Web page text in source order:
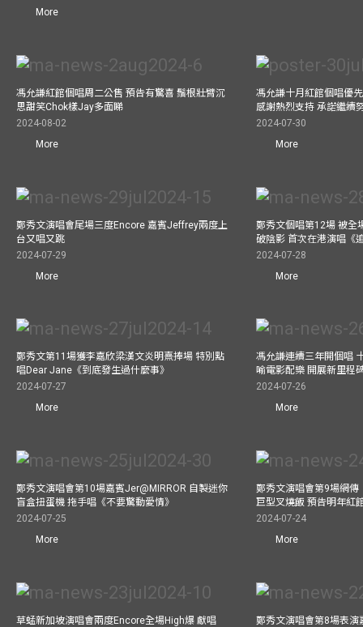
More
馮允謙紅館個唱周二公售 預告有驚喜 鬚根壯臂沉
思甜笑Chok樣Jay多面睇
2024-08-02
More
馮允謙十月紅館個唱優
感謝熱烈支持 承諾繼續
2024-07-30
More
鄭秀文演唱會尾場三度Encore 嘉賓Jeffrey兩度上
台又唱又跳
2024-07-29
More
鄭秀文個唱第12場 被全
破陰影 首次在港演唱《
2024-07-28
More
鄭秀文第11場獲李嘉欣梁漢文炎明熹捧場 特別點
唱Dear Jane《到底發生過什麼事》
2024-07-27
More
馮允謙連續三年開個唱
喻電影配樂 開展新里程
2024-07-26
More
鄭秀文演唱會第10場嘉賓Jer@MIRROR 自製迷你
盲盒扭蛋機 拖手唱《不要驚動愛情》
2024-07-25
More
鄭秀文演唱會第9場網傳
巨型叉燒飯 預告明年紅
2024-07-24
More
草蜢新加坡演唱會兩度Encore全場High爆 獻唱
鄭秀文演唱會第8場表